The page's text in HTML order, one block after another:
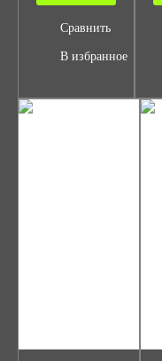
Сравнить
В избранное